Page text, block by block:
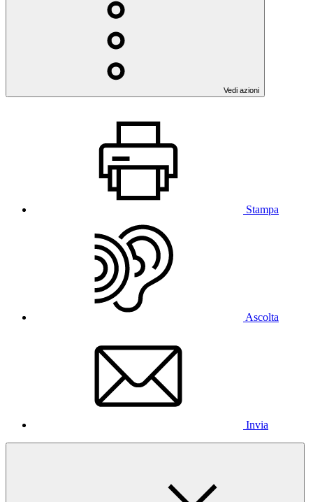
Vedi azioni
Stampa
Ascolta
Invia